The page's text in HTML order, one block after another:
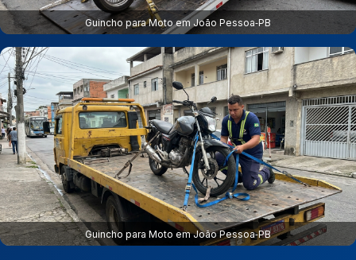
Guincho para Moto em João Pessoa‑PB
Guincho para Moto em João Pessoa‑PB